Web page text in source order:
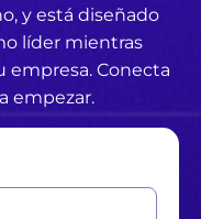
y está diseñado
líder mientras
empresa. Conecta
empezar.